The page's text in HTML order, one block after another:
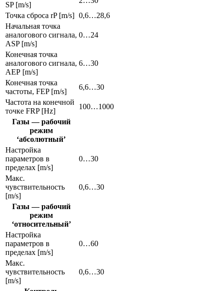
SP [m/s]
Точка сброса rP [m/s] 0,6…28,6
Начальная точка
аналогового сигнала,
ASP [m/s]
0…24
Конечная точка
аналогового сигнала,
АЕР [m/s]
6…30
Конечная точка
частоты, FEP [m/s]
6,6…30
Частота на конечной
точке FRP [Hz]
100…1000
Газы — рабочий
режим
‘абсолютный’
Настройка
параметров в
пределах [m/s]
0…30
Макс.
чувствительность
[m/s]
0,6…30
Газы — рабочий
режим
‘относительный’
Настройка
параметров в
пределах [m/s]
0…60
Макс.
чувствительность
[m/s]
0,6…30